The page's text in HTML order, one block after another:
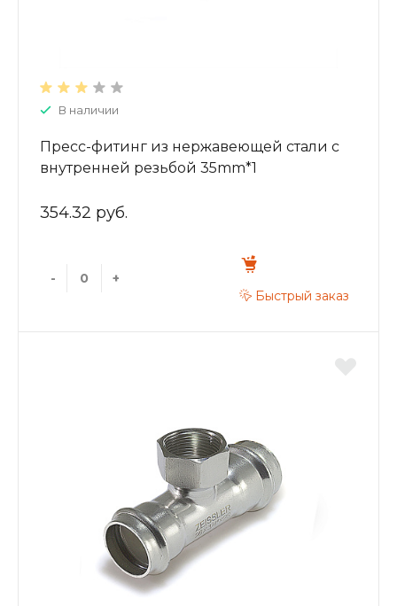
В наличии
Пресс-фитинг из нержавеющей стали с
внутренней резьбой 35mm*1
354.32 руб.
-
+
Быстрый заказ